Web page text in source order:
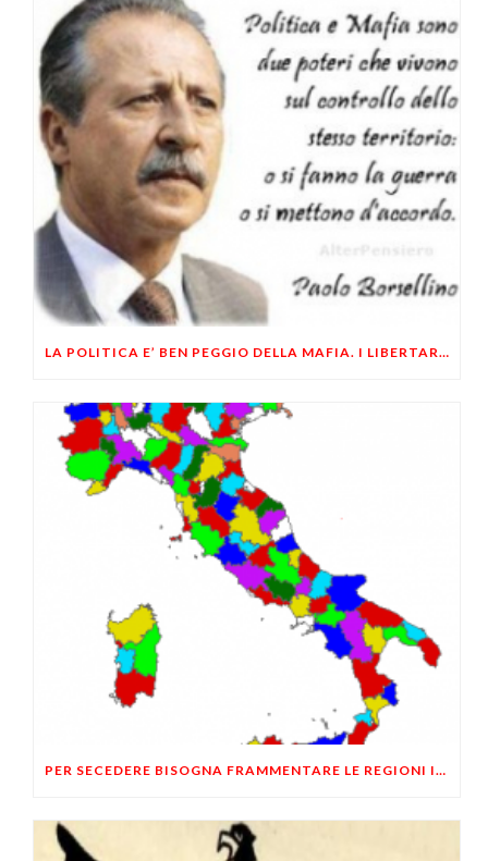
LA POLITICA E’ BEN PEGGIO DELLA MAFIA. I LIBERTARI LO SAPEVAMO GIA’
PER SECEDERE BISOGNA FRAMMENTARE LE REGIONI IN COMUNITÀ PIÙ PICCOLE